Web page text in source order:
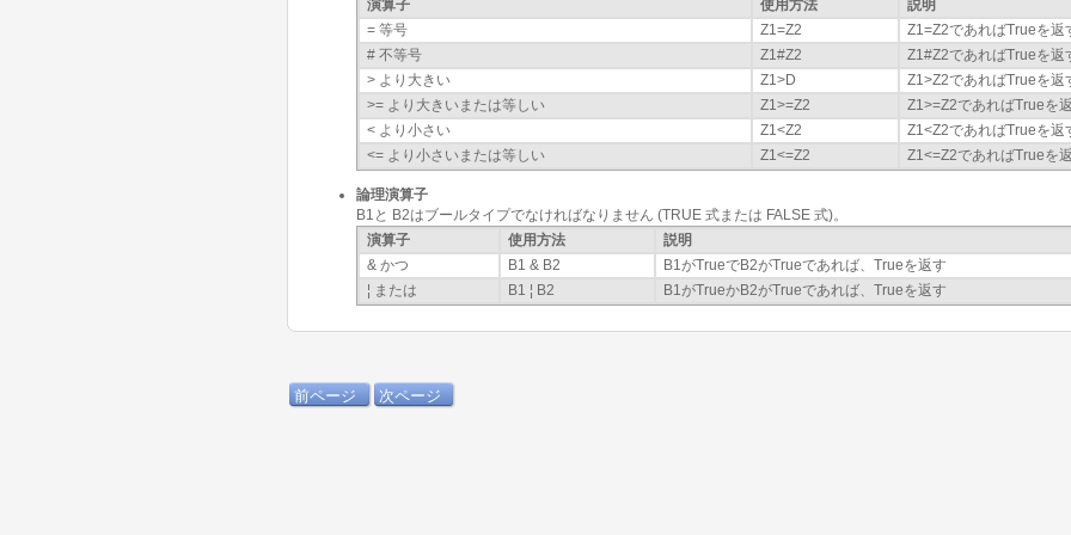
演算子
使用方法
説明
= 等号
Z1=Z2
Z1=Z2であればTrueを返
# 不等号
Z1#Z2
Z1#Z2であればTrueを返
> より大きい
Z1>D
Z1>Z2であればTrueを返
>= より大きいまたは等しい
Z1>=Z2
Z1>=Z2であればTrueを
< より小さい
Z1<Z2
Z1<Z2であればTrueを返
<= より小さいまたは等しい
Z1<=Z2 Z1<=Z2であればTrueを
論理演算子
B1と B2はブールタイプでなければなりません (TRUE 式または FALSE 式)。
演算子
使用方法
説明
& かつ
B1 & B2
B1がTrueでB2がTrueであれば、Trueを返す
¦ または
B1 ¦ B2 B1がTrueかB2がTrueであれば、Trueを返す
前ページ 次ページ